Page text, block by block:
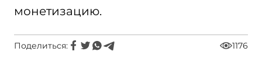
монетизацию.
Поделиться: 1176